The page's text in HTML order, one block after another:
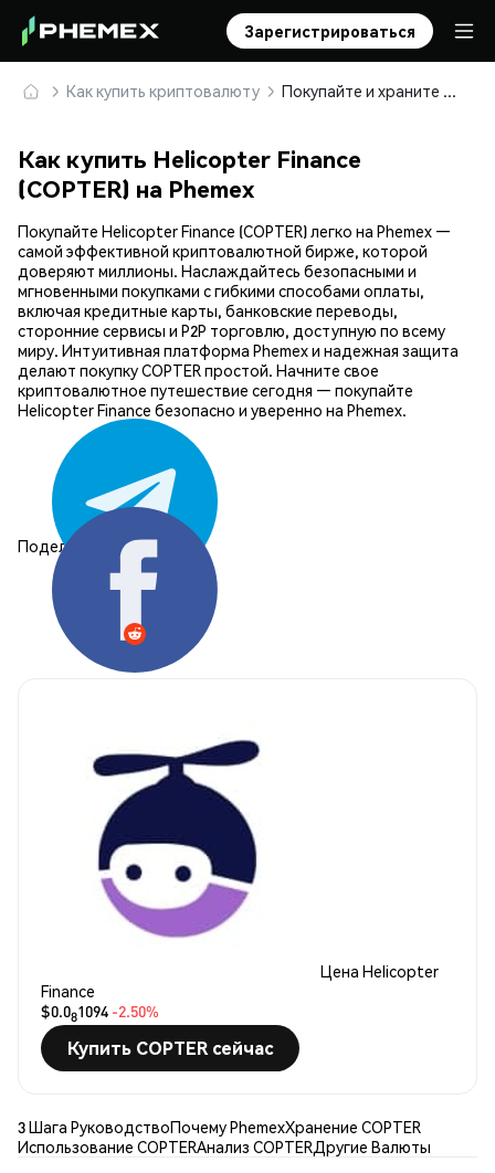
Зарегистрироваться
Как купить криптовалюту Покупайте и храните Helicopter Finance (COPTER) безопасно
Как купить Helicopter Finance
(COPTER) на Phemex
Покупайте Helicopter Finance (COPTER) легко на Phemex —
самой эффективной криптовалютной бирже, которой
доверяют миллионы. Наслаждайтесь безопасными и
мгновенными покупками с гибкими способами оплаты,
включая кредитные карты, банковские переводы,
сторонние сервисы и P2P торговлю, доступную по всему
миру. Интуитивная платформа Phemex и надежная защита
делают покупку COPTER простой. Начните свое
криптовалютное путешествие сегодня — покупайте
Helicopter Finance безопасно и уверенно на Phemex.
Поделиться:
Цена Helicopter
Finance
$0.081094 -2.50%
Купить COPTER сейчас
3 Шага РуководствоПочему PhemexХранение COPTER
Использование COPTERАнализ COPTERДругие Валюты